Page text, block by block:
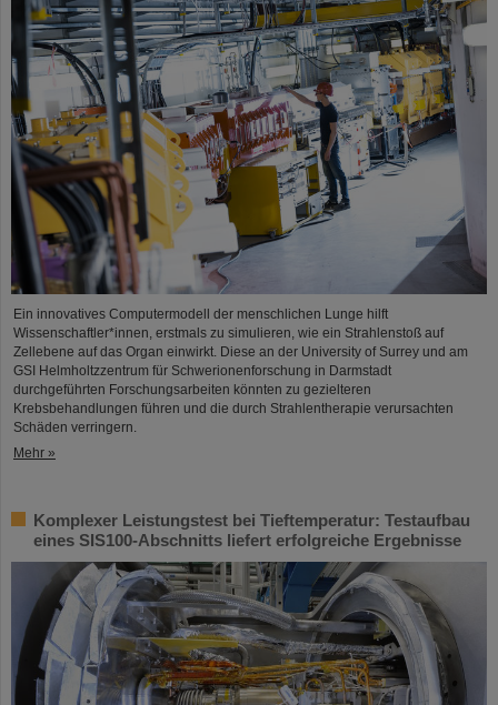
Ein innovatives Computermodell der menschlichen Lunge hilft
Wissenschaftler*innen, erstmals zu simulieren, wie ein Strahlenstoß auf
Zellebene auf das Organ einwirkt. Diese an der University of Surrey und am
GSI Helmholtzzentrum für Schwerionenforschung in Darmstadt
durchgeführten Forschungsarbeiten könnten zu gezielteren
Krebsbehandlungen führen und die durch Strahlentherapie verursachten
Schäden verringern.
Mehr »
Komplexer Leistungstest bei Tieftemperatur: Testaufbau
eines SIS100-Abschnitts liefert erfolgreiche Ergebnisse